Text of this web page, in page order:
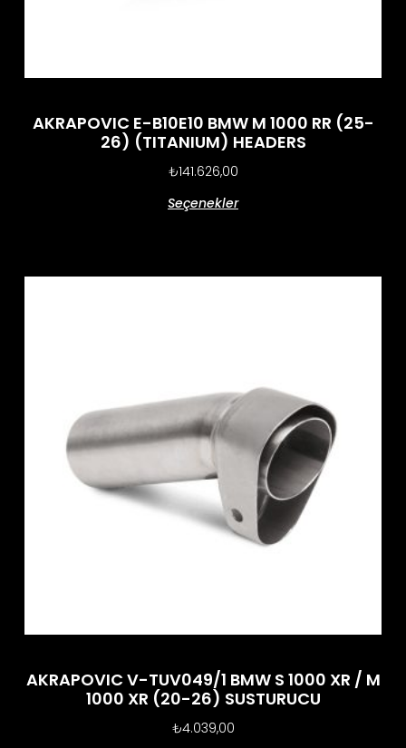
AKRAPOVIC E-B10E10 BMW M 1000 RR (25-
26) (TITANIUM) HEADERS
₺141.626,00
Seçenekler
AKRAPOVIC V-TUV049/1 BMW S 1000 XR / M
1000 XR (20-26) SUSTURUCU
₺4.039,00